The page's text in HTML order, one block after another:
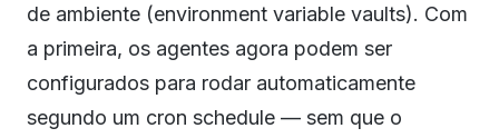
de ambiente (environment variable vaults). Com
a primeira, os agentes agora podem ser
configurados para rodar automaticamente
segundo um cron schedule — sem que o